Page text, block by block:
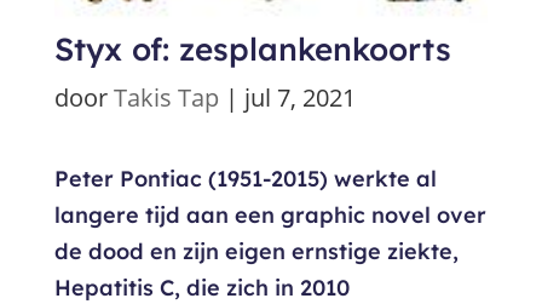
Styx of: zesplankenkoorts
doorTakis Tap | jul 7, 2021
Peter Pontiac (1951-2015) werkte al
langere tijd aan een graphic novel over
de dood en zijn eigen ernstige ziekte,
Hepatitis C, die zich in 2010